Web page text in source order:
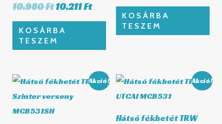
10.980Ft10.211Ft
KOSÁRBA
TESZEM
KOSÁRBA
TESZEM
Akció!
Original
was:
Current
price
9.663 Ft.
Akció!
Hátsó fékbetét TRW
Original
price
9.080 Ft.
price
8.444